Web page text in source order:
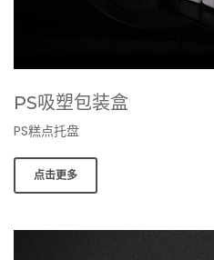
PS吸塑包装盒
PS糕点托盘
点击更多